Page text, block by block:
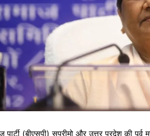
(बीएसपी) सुप्रीमो और उत्तर प्रदेश की